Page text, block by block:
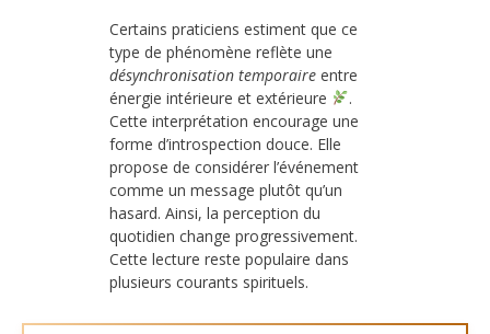
Certains praticiens estiment que ce
type de phénomène reflète une
désynchronisation temporaire entre
énergie intérieure et extérieure
.
Cette interprétation encourage une
forme d’introspection douce. Elle
propose de considérer l’événement
comme un message plutôt qu’un
hasard. Ainsi, la perception du
quotidien change progressivement.
Cette lecture reste populaire dans
plusieurs courants spirituels.